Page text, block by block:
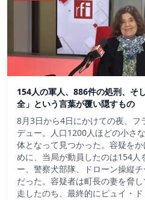
154人の軍人、886件の処刑、そ
全」という言葉が覆い隠すもの
8月3日から4日にかけての夜、
デュー。人口1200人ほどの小さ
体となって見つかった。容疑を
めに、当局が動員したのは154人
ー、警察犬部隊、ドローン操縦
だった。容疑者は町長の妻を脅
走したのち、最終的にピュイ・ド